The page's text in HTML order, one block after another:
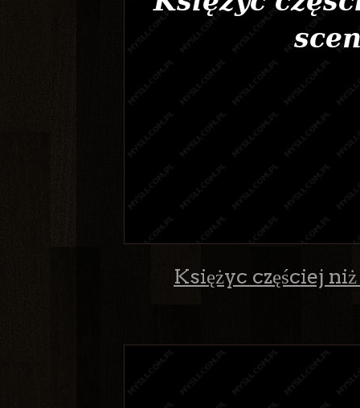
Księżyc częściej